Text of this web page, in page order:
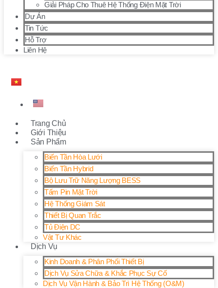
Giải Pháp Cho Thuê Hệ Thống Điện Mặt Trời
Dự Án
Tin Tức
Hỗ Trợ
Liên Hệ
Trang Chủ
Giới Thiệu
Sản Phẩm
Biến Tần Hòa Lưới
Biến Tần Hybrid
Bộ Lưu Trữ Năng Lượng BESS
Tấm Pin Mặt Trời
Hệ Thống Giám Sát
Thiết Bị Quan Trắc
Tủ Điện DC
Vật Tư Khác
Dịch Vụ
Kinh Doanh & Phân Phối Thiết Bị
Dịch Vụ Sửa Chữa & Khắc Phục Sự Cố
Dịch Vụ Vận Hành & Bảo Trì Hệ Thống (O&M)